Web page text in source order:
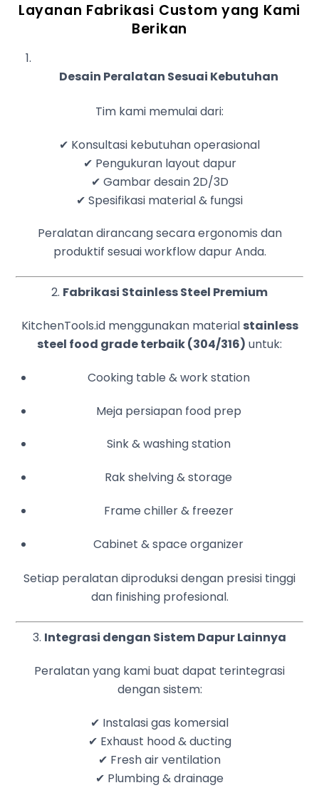
Layanan Fabrikasi Custom yang Kami
Berikan
Desain Peralatan Sesuai Kebutuhan
Tim kami memulai dari:
✔ Konsultasi kebutuhan operasional
✔ Pengukuran layout dapur
✔ Gambar desain 2D/3D
✔ Spesifikasi material & fungsi
Peralatan dirancang secara ergonomis dan
produktif sesuai workflow dapur Anda.
2. Fabrikasi Stainless Steel Premium
KitchenTools.id menggunakan material stainless
steel food grade terbaik (304/316) untuk:
Cooking table & work station
Meja persiapan food prep
Sink & washing station
Rak shelving & storage
Frame chiller & freezer
Cabinet & space organizer
Setiap peralatan diproduksi dengan presisi tinggi
dan finishing profesional.
3. Integrasi dengan Sistem Dapur Lainnya
Peralatan yang kami buat dapat terintegrasi
dengan sistem:
✔ Instalasi gas komersial
✔ Exhaust hood & ducting
✔ Fresh air ventilation
✔ Plumbing & drainage